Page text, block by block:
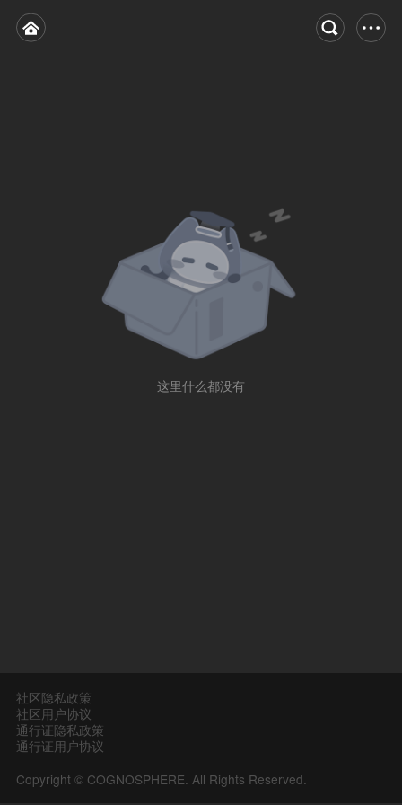
这里什么都没有
社区隐私政策
社区用户协议
通行证隐私政策
通行证用户协议
Copyright © COGNOSPHERE. All Rights Reserved.